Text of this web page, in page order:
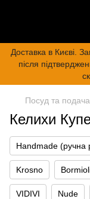
Доставка в Києві.
після
Посуд та
Келихи
Handmade (ручна
Krosno
VIDIVI Nude